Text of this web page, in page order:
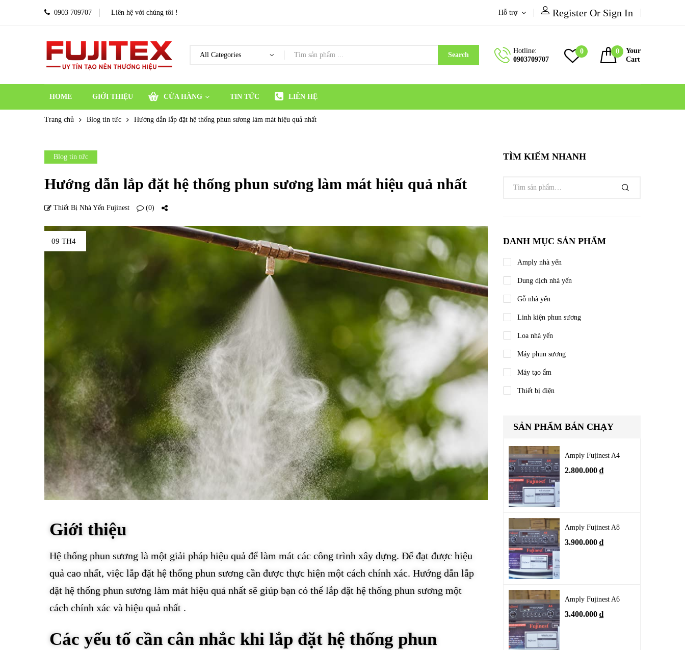
0903 709707 Liên hệ với chúng tôi ! Hỗ trợ Register Or Sign In
Search
Hotline:
0903709707
0 0
Your
Cart
HOME GIỚI THIỆU CỬA HÀNG TIN TỨC LIÊN HỆ
Trang chủ Blog tin tức Hướng dẫn lắp đặt hệ thống phun sương làm mát hiệu quả nhất
Blog tin tức
Hướng dẫn lắp đặt hệ thống phun sương làm mát hiệu quả nhất
Thiết Bị Nhà Yến Fujinest (0)
09 TH4
Giới thiệu
Hệ thống phun sương là một giải pháp hiệu quả để làm mát các công trình xây dựng. Để đạt được hiệu
quả cao nhất, việc lắp đặt hệ thống phun sương cần được thực hiện một cách chính xác. Hướng dẫn lắp
đặt hệ thống phun sương làm mát hiệu quả nhất sẽ giúp bạn có thể lắp đặt hệ thống phun sương một
cách chính xác và hiệu quả nhất .
Các yếu tố cần cân nhắc khi lắp đặt hệ thống phun
TÌM KIẾM NHANH
DANH MỤC SẢN PHẨM
Amply nhà yến
Dung dịch nhà yến
Gỗ nhà yến
Linh kiện phun sương
Loa nhà yến
Máy phun sương
Máy tạo ẩm
Thiết bị điện
SẢN PHẨM BÁN CHẠY
Amply Fujinest A4
2.800.000 ₫
Amply Fujinest A8
3.900.000 ₫
Amply Fujinest A6
3.400.000 ₫